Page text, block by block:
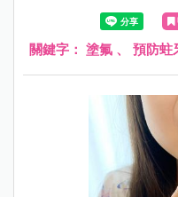
供了一項寶貴的福利：
以此來防護孩童的牙齒
這項服務是否必要，以及
關鍵字： 塗氟 、 預防蛀